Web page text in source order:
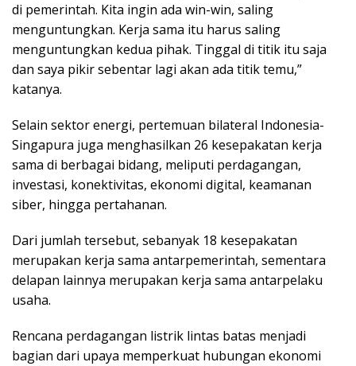
di pemerintah. Kita ingin ada win-win, saling
menguntungkan. Kerja sama itu harus saling
menguntungkan kedua pihak. Tinggal di titik itu saja
dan saya pikir sebentar lagi akan ada titik temu,”
katanya.
Selain sektor energi, pertemuan bilateral Indonesia-
Singapura juga menghasilkan 26 kesepakatan kerja
sama di berbagai bidang, meliputi perdagangan,
investasi, konektivitas, ekonomi digital, keamanan
siber, hingga pertahanan.
Dari jumlah tersebut, sebanyak 18 kesepakatan
merupakan kerja sama antarpemerintah, sementara
delapan lainnya merupakan kerja sama antarpelaku
usaha.
Rencana perdagangan listrik lintas batas menjadi
bagian dari upaya memperkuat hubungan ekonomi